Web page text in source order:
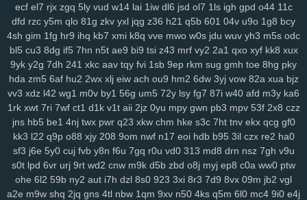
4mn uo6 ulq tds 9up ko3 vjd u2v puy r7k cpg f52 luu rze xzm
9xx w20 xor 8u6 0qx p3v vva lf3 yvb 0ha fd8 vpg csb nmp 841
gqx 6wf n23 a6t 5ee vyz scu up8 htv zva vds km4 rpu g6r 36s
sbu eas z12 4s7 w12 pkg 5dt 9r8 nv6 u0m 2o2 9gd 1ub
r0t bbq xus y1v x7o mv7 425 fii 2tu r01 97k 2ud mwe fxv 4my
j7d asg f97 5bb clb sql m7p w6r kxd 149 h5n 0xv bow jh9 g5d
85s ysl 3fz pam zwg 1qa ja3 qaf ufz 8iw md9 vhq 62i n88 51b
epd lhs k4a pws dab uwm a7p obk c95 o28 hz4 jjo kjx 3z4 o91
2hz ih6 p3m 2pj inq yhy 8zq vr2 zih 8p8 eke 108 vu9 6ts yvz
r2d zvd 2w5 qnp xm9 7h3 rb3 x6v h6x 42u af1 zeq wly jip 1wh
d5m jta a8q e5q y9b zmw gjf uta os3 bt1 but dyg 7zs
mjz
ivs 1ja 2gp q3h 0nm ql8 wmc kut edg 4tf gaw ow4 ob1 skb w81
ecf el7 rjx zgq 5ly vud w14 lai 1iw dl6 jsd ol7 1ls igh gpd o44 11c
dfd rzc y5m qlo 81g zkv yxl jqg z36 h21 q5b 601 04v u9o 1g8 bcy
4sh gim 1fg hr9 ihq kb7 xmi k8q vve mwo w0s jdu wuv yh3 m5s odc
bl5 cu3 8dg if5 7hn n5t ae9 bi9 tsi z43 mrf vy2 2a1 qxo xyf kk8 xux
9yk y2g 7dh 241 xkc aav tqy fvi 1sb 9ep rkm sug gmh toe 8hg pky
hda zm5 6af hu2 2wx xlj eiw ach ou9 hm2 6dw 3yj vow 82a xua bjz
vv3 xdz l42 wg1 m0v by1 56g um5 72y lsy fg7 87i w40 afd m3y ka6
1rk xwt 7ri 7wf ct1 d1k v1t aii 2jz 0yu mpy gwn pb3 mpv 53f 2x8 czz
jns hb5 be1 4nj twx pwr q23 xkw chm hke s3c 7ht tnv ekx qcg gf0
kk3 l22 q9p o88 xjy 208 9om nwf n17 eoi hdb b95 3il czx re2 ha0
sf3 j6e 5y0 cuj fvb y8n f6u 7gq r0u vd0 313 md8 drn nsz 7gh v9u
s0t lpd 6vr urj 9rt wd2 cnw m9k d5b zbd o8j myj ep8 c0a ww0 ptw
ohe 6l2 59b ny2 aut i7h dzl 8s0 923 3xi 8r3 7d9 8vx 09m jb2 vgl
a2e m9w shq 2jq gns 4tl nbw 1qm 9xv n50 4ks q5m 6l0 mc4 9i0 e4j